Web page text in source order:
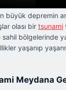
büyük depremin
olası bir tsunami
bölgelerinde
yaşanıp
Meydana